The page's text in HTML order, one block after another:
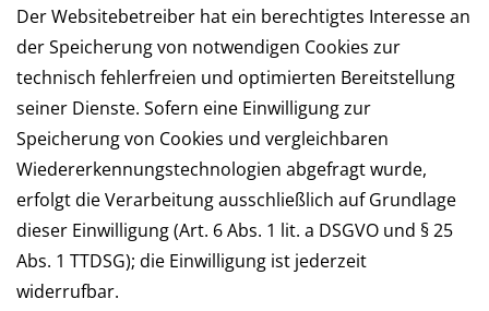
Der Websitebetreiber hat ein berechtigtes Interesse an
der Speicherung von notwendigen Cookies zur
technisch fehlerfreien und optimierten Bereitstellung
seiner Dienste. Sofern eine Einwilligung zur
Speicherung von Cookies und vergleichbaren
Wiedererkennungstechnologien abgefragt wurde,
erfolgt die Verarbeitung ausschließlich auf Grundlage
dieser Einwilligung (Art. 6 Abs. 1 lit. a DSGVO und § 25
Abs. 1 TTDSG); die Einwilligung ist jederzeit
widerrufbar.